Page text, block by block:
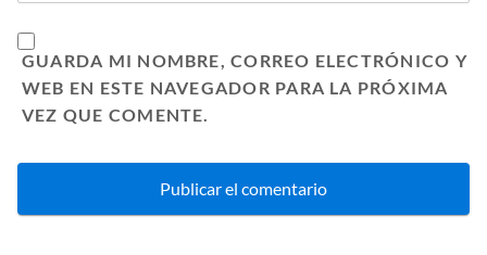
GUARDA MI NOMBRE, CORREO ELECTRÓNICO Y
WEB EN ESTE NAVEGADOR PARA LA PRÓXIMA
VEZ QUE COMENTE.